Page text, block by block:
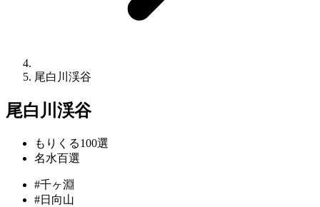
尾白川渓谷
尾白川渓谷
もりくる100選
名水百選
#千ヶ淵
#日向山